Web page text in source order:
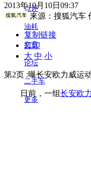
点评
油耗
文章
论坛
二手车
更多
2013年10月10日09:37
来源： 搜狐汽车
复制链接
打印
大 中 小
第2页 :曝长安欧力威运
日前，一组长安欧